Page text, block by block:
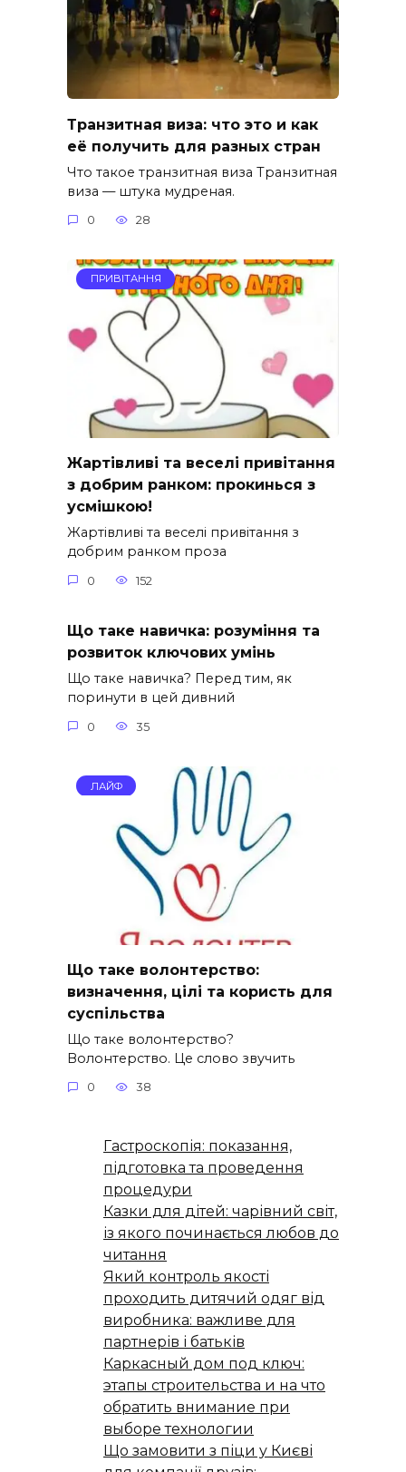
Транзитная виза: что это и как
её получить для разных стран
Что такое транзитная виза Транзитная
виза — штука мудреная.
0 28
ПРИВІТАННЯ
Жартівливі та веселі привітання
з добрим ранком: прокинься з
усмішкою!
Жартівливі та веселі привітання з
добрим ранком проза
0 152
Що таке навичка: розуміння та
розвиток ключових умінь
Що таке навичка? Перед тим, як
поринути в цей дивний
0 35
ЛАЙФ
Що таке волонтерство:
визначення, цілі та користь для
суспільства
Що таке волонтерство?
Волонтерство. Це слово звучить
0 38
Гастроскопія: показання,
підготовка та проведення
процедури
Казки для дітей: чарівний світ,
із якого починається любов до
читання
Який контроль якості
проходить дитячий одяг від
виробника: важливе для
партнерів і батьків
Каркасный дом под ключ:
этапы строительства и на что
обратить внимание при
выборе технологии
Що замовити з піци у Києві